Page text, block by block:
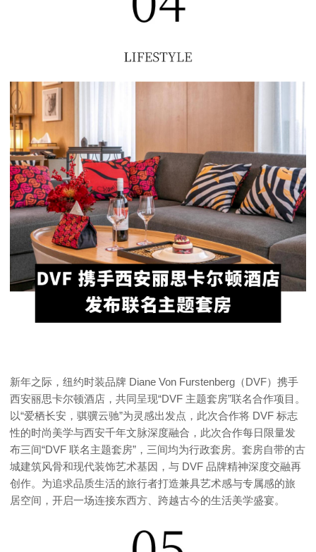
新年之际，纽约时装品牌 Diane Von Furstenberg（DVF）携手
西安丽思卡尔顿酒店，共同呈现“DVF 主题套房”联名合作项目。
以“爱栖长安，骐骥云驰”为灵感出发点，此次合作将 DVF 标志
性的时尚美学与西安千年文脉深度融合，此次合作每日限量发
布三间“DVF 联名主题套房”，三间均为行政套房。套房自带的古
城建筑风骨和现代装饰艺术基因，与 DVF 品牌精神深度交融再
创作。为追求品质生活的旅行者打造兼具艺术感与专属感的旅
居空间，开启一场连接东西方、跨越古今的生活美学盛宴。